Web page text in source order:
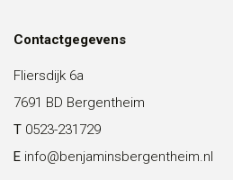
Contactgegevens
Fliersdijk 6a
7691 BD Bergentheim
T 0523-231729
E info@benjaminsbergentheim.nl